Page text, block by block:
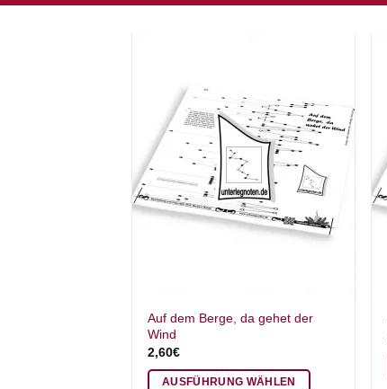
Auf dem Berge, da gehet der
Wind
2,60€
AUSFÜHRUNG WÄHLEN